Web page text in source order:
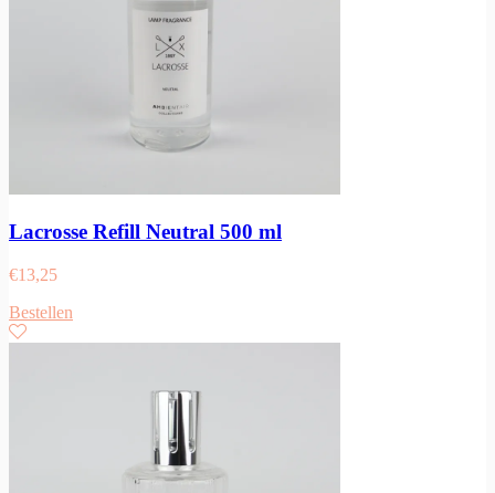
Lacrosse Refill Neutral 500 ml
€13,25
Bestellen